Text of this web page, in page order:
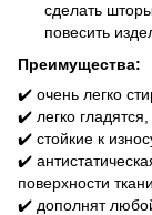
сделать
повесить
Преимущества:
✔️ очень легко
✔️ легко
✔️ стойкие к
✔️
поверхности
✔️ дополнят